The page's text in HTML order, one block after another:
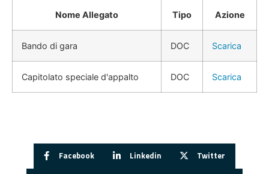
Nome Allegato Tipo Azione
Bando di gara DOC Scarica
Capitolato speciale d'appalto DOC Scarica
Facebook Linkedin Twitter